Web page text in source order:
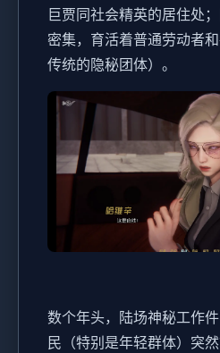
巨贾同社会精英的居住处
密集，育活着普通劳动者
传统的隐秘团体）。
数个年头，陆场神秘工作
民（特别是年轻群体）突